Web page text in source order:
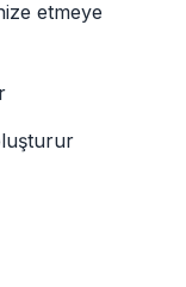
etmeye